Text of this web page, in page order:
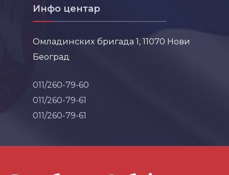
Инфо центар
Омладинских бригада 1, 11070 Нови
Београд
011/260-79-60
011/260-79-61
011/260-79-61